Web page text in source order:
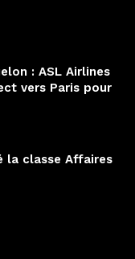
: ASL Airlines
vers Paris pour
la classe Affaires